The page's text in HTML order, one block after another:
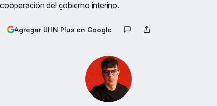
cooperación del gobierno interino.
Agregar UHN Plus en Google